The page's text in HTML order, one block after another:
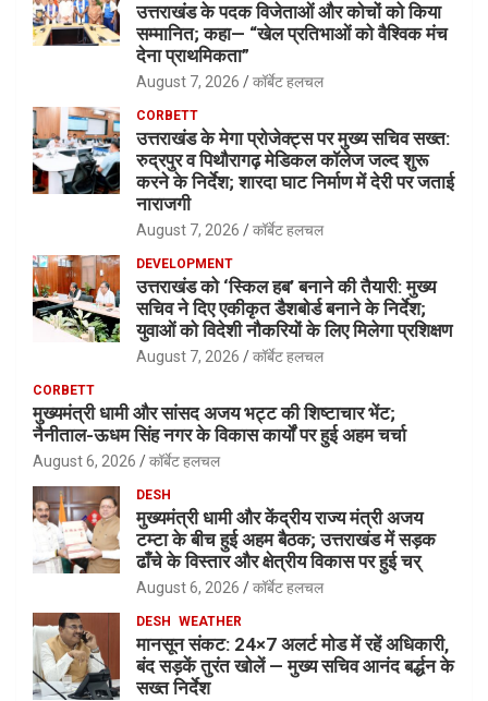
उत्तराखंड के पदक विजेताओं और कोचों को किया
सम्मानित; कहा— “खेल प्रतिभाओं को वैश्विक मंच
देना प्राथमिकता”
August 7, 2026 कॉर्बेट हलचल
CORBETT
उत्तराखंड के मेगा प्रोजेक्ट्स पर मुख्य सचिव सख्त:
रुद्रपुर व पिथौरागढ़ मेडिकल कॉलेज जल्द शुरू
करने के निर्देश; शारदा घाट निर्माण में देरी पर जताई
नाराजगी
August 7, 2026 कॉर्बेट हलचल
DEVELOPMENT
उत्तराखंड को ‘स्किल हब’ बनाने की तैयारी: मुख्य
सचिव ने दिए एकीकृत डैशबोर्ड बनाने के निर्देश;
युवाओं को विदेशी नौकरियों के लिए मिलेगा प्रशिक्षण
August 7, 2026 कॉर्बेट हलचल
CORBETT
मुख्यमंत्री धामी और सांसद अजय भट्ट की शिष्टाचार भेंट;
नैनीताल-ऊधम सिंह नगर के विकास कार्यों पर हुई अहम चर्चा
August 6, 2026 कॉर्बेट हलचल
DESH
मुख्यमंत्री धामी और केंद्रीय राज्य मंत्री अजय
टम्टा के बीच हुई अहम बैठक; उत्तराखंड में सड़क
ढाँचे के विस्तार और क्षेत्रीय विकास पर हुई चर्
August 6, 2026 कॉर्बेट हलचल
DESH WEATHER
मानसून संकट: 24×7 अलर्ट मोड में रहें अधिकारी,
बंद सड़कें तुरंत खोलें — मुख्य सचिव आनंद बर्द्धन के
सख्त निर्देश